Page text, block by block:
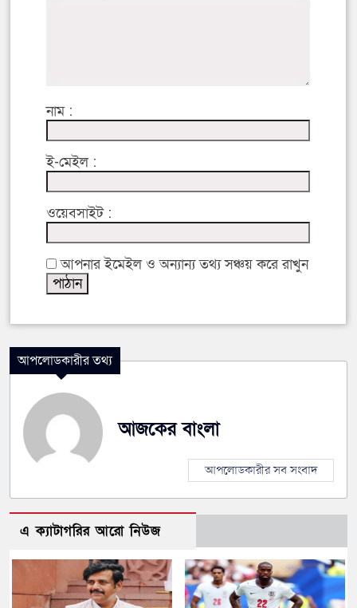
নাম :
ই-মেইল :
ওয়েবসাইট :
আপনার ইমেইল ও অন্যান্য তথ্য সঞ্চয় করে রাখুন
আপলোডকারীর তথ্য
আজকের বাংলা
আপলোডকারীর সব সংবাদ
এ ক্যাটাগরির আরো নিউজ